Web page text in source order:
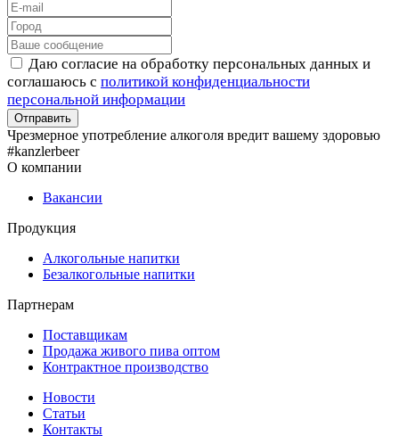
Даю согласие на обработку персональных данных и
соглашаюсь с политикой конфиденциальности
персональной информации
Чрезмерное употребление алкоголя вредит вашему здоровью
#kanzlerbeer
О компании
Вакансии
Продукция
Алкогольные напитки
Безалкогольные напитки
Партнерам
Поставщикам
Продажа живого пива оптом
Контрактное производство
Новости
Статьи
Контакты